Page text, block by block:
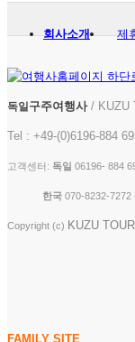
회사소개 제
독일구주여행사/ KUZU
Tel : +49-(0)6196-884
고객센터: 독일 06196- 884
한국 070-8232-7272
Copyright (c) KUZU
FAMILY SITE